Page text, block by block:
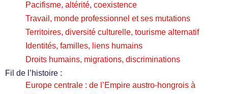
Pacifisme, altérité, coexistence
Travail, monde professionnel et ses mutations
Territoires, diversité culturelle, tourisme alternatif
Identités, familles, liens humains
Droits humains, migrations, discriminations
Fil de l’histoire :
Europe centrale : de l’Empire austro-hongrois à